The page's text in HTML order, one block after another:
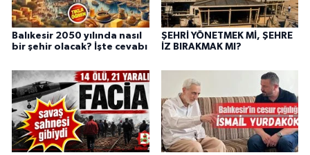
Balıkesir 2050 yılında nasıl
bir şehir olacak? İşte cevabı
ŞEHRİ YÖNETMEK Mİ, ŞEHRE
İZ BIRAKMAK MI?